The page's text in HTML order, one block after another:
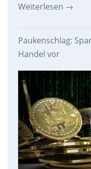
Weiterlesen →
Paukenschlag:
Handel vor